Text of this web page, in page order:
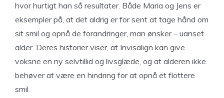
hvor hurtigt han så resultater. Både Maria og Jens er
eksempler på, at det aldrig er for sent at tage hånd om
sit smil og opnå de forandringer, man ønsker – uanset
alder. Deres historier viser, at Invisalign kan give
voksne en ny selvtillid og livsglæde, og at alderen ikke
behøver at være en hindring for at opnå et flottere
smil.